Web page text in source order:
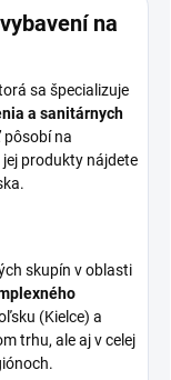
na
sa špecializuje
a sanitárnych
pôsobí na
produkty nájdete
skupín v oblasti
(Kielce) a
trhu, ale aj v celej